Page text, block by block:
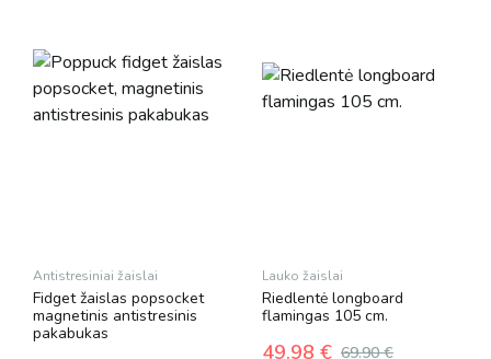
chosen
on
the
Antistresiniai žaislai
Fidget žaislas popsocket
magnetinis antistresinis
pakabukas
Lauko žaislai
Riedlentė longboard
flamingas 105 cm.
69.90€
49.98 €